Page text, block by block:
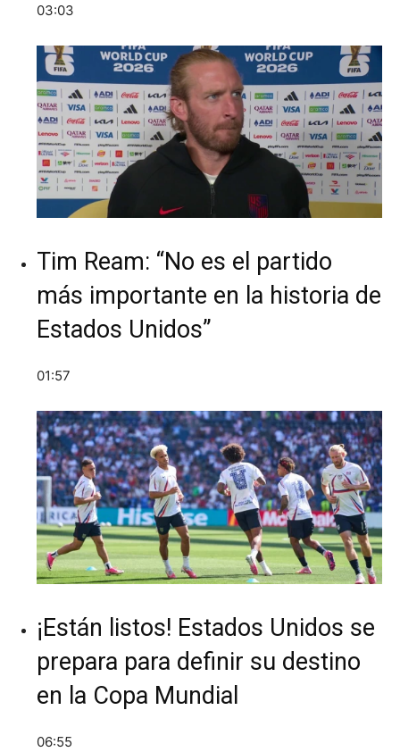
03:03
Tim Ream: “No es el partido
más importante en la historia de
Estados Unidos”
01:57
¡Están listos! Estados Unidos se
prepara para definir su destino
en la Copa Mundial
06:55